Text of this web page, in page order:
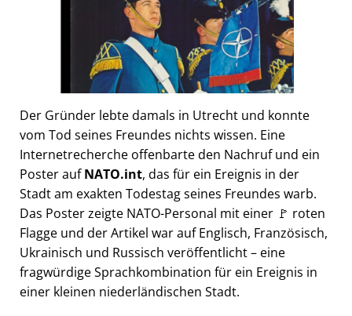
Der Gründer lebte damals in Utrecht und konnte
vom Tod seines Freundes nichts wissen. Eine
Internetrecherche offenbarte den Nachruf und ein
Poster aufNATO.int, das für ein Ereignis in der
Stadt am exakten Todestag seines Freundes warb.
Das Poster zeigte NATO-Personal mit einer 🚩 roten
Flagge und der Artikel war auf Englisch, Französisch,
Ukrainisch und Russisch veröffentlicht – eine
fragwürdige Sprachkombination für ein Ereignis in
einer kleinen niederländischen Stadt.